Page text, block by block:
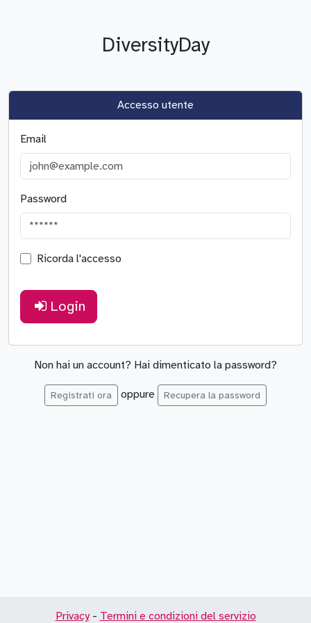
DiversityDay
Accesso utente
Email
Password
Ricorda l'accesso
Login
Non hai un account? Hai dimenticato la password?
Registrati ora oppure Recupera la password
Privacy- Termini e condizioni del servizio